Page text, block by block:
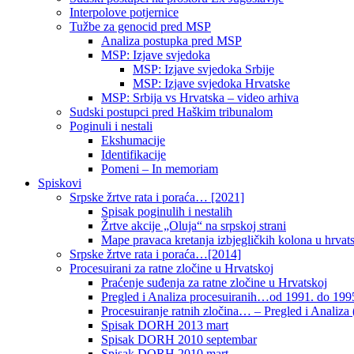
Interpolove potjernice
Tužbe za genocid pred MSP
Analiza postupka pred MSP
MSP: Izjave svjedoka
MSP: Izjave svjedoka Srbije
MSP: Izjave svjedoka Hrvatske
MSP: Srbija vs Hrvatska – video arhiva
Sudski postupci pred Haškim tribunalom
Poginuli i nestali
Ekshumacije
Identifikacije
Pomeni – In memoriam
Spiskovi
Srpske žrtve rata i poraća… [2021]
Spisak poginulih i nestalih
Žrtve akcije „Oluja“ na srpskoj strani
Mape pravaca kretanja izbjegličkih kolona u
Srpske žrtve rata i poraća…[2014]
Procesuirani za ratne zločine u Hrvatskoj
Praćenje suđenja za ratne zločine u Hrvatskoj
Pregled i Analiza procesuiranih…od 1991. do
Procesuiranje ratnih zločina… – Pregled i Analiza
Spisak DORH 2013 mart
Spisak DORH 2010 septembar